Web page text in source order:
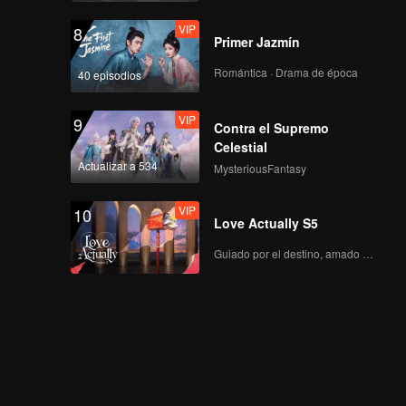
8
40 episodios
VIP
Primer Jazmín
Romántica · Drama de época
9
Actualizar a 534
VIP
Contra el Supremo
Celestial
MysteriousFantasy
10 VIP
Love Actually S5